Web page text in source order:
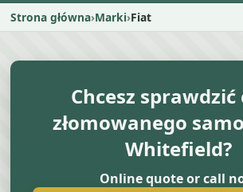
Strona główna Marki Fiat
Chcesz sprawdzić
złomowanego
Whitefield?
Online quote or call